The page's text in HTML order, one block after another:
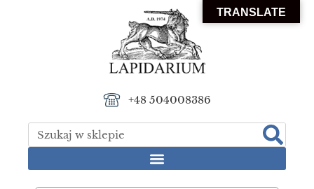
+48 504008386
TRANSLATE